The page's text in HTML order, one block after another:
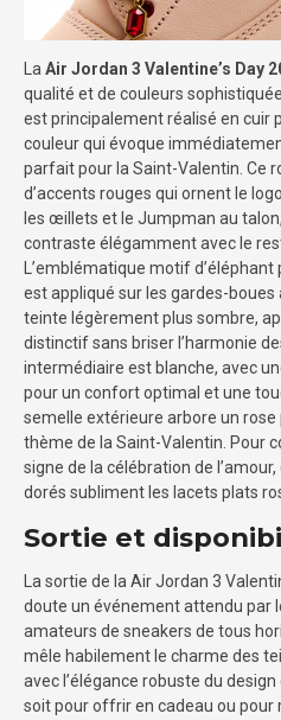
LaAir Jordan 3 Valentine’s Day
qualité et de couleurs
est principalement réalisé en cuir
couleur qui évoque
parfait pour la Saint-Valentin. Ce
d’accents rouges qui ornent le
les œillets et le Jumpman au
contraste élégamment avec le
L’emblématique motif
est appliqué sur les gardes-
teinte légèrement plus sombre,
distinctif sans briser l’harmonie
intermédiaire est blanche, avec
pour un confort optimal et une
semelle extérieure arbore un
thème de la Saint-Valentin. Pour
signe de la célébration de
dorés subliment les lacets plats
Sortie et
La sortie de la Air Jordan 3
doute un événement attendu par
amateurs de sneakers de tous
mêle habilement le charme des
avec l’élégance robuste du
soit pour offrir en cadeau ou pour